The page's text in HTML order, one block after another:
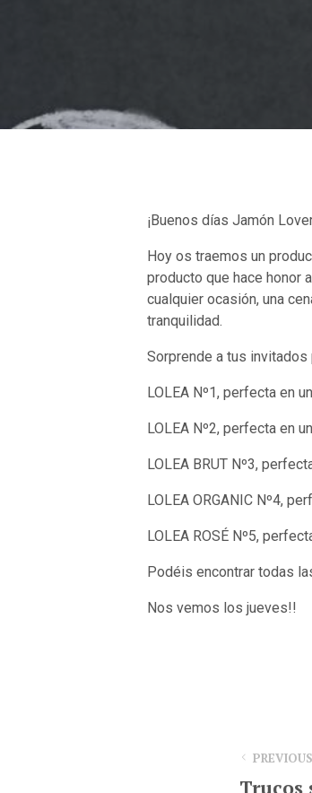
¡Buenos días Jamón
Hoy os traemos un
producto que hace honor
cualquier ocasión, una
tranquilidad.
Sorprende a tus invitados
LOLEA Nº1, perfecta en
LOLEA Nº2, perfecta en
LOLEA BRUT Nº3,
LOLEA ORGANIC Nº4,
LOLEA ROSÉ Nº5,
Podéis encontrar todas
Nos vemos los jueves!!